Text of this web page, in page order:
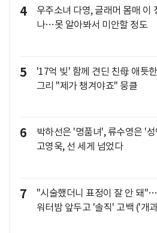
4
우주소녀 다영, 글래머 몸매 이
나…못 알아봐서 미안할 정도
5
'17억 빚' 함께 견딘 친母 애틋
그리 "제가 챙겨야죠" 뭉클
6
박하선은 '명품녀', 류수영은 '
고영욱, 선 세게 넘었다
7
"시술했더니 표정이 잘 안 돼
워터밤 앞두고 '솔직' 고백 ('개